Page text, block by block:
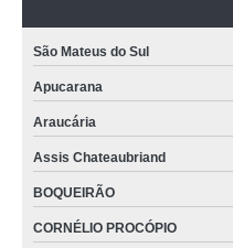
São Mateus do Sul
Apucarana
Araucária
Assis Chateaubriand
BOQUEIRÃO
CORNÉLIO PROCÓPIO